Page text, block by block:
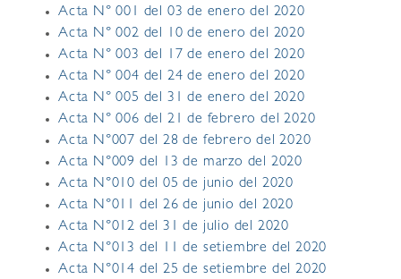
Acta N° 001 del 03 de enero del 2020
Acta N° 002 del 10 de enero del 2020
Acta N° 003 del 17 de enero del 2020
Acta N° 004 del 24 de enero del 2020
Acta N° 005 del 31 de enero del 2020
Acta N° 006 del 21 de febrero del 2020
Acta N°007 del 28 de febrero del 2020
Acta N°009 del 13 de marzo del 2020
Acta N°010 del 05 de junio del 2020
Acta N°011 del 26 de junio del 2020
Acta N°012 del 31 de julio del 2020
Acta N°013 del 11 de setiembre del 2020
Acta N°014 del 25 de setiembre del 2020